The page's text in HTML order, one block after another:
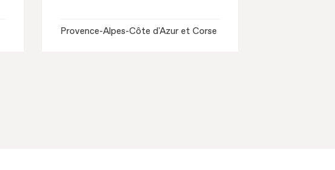
Provence-Alpes-Côte d'Azur et Corse